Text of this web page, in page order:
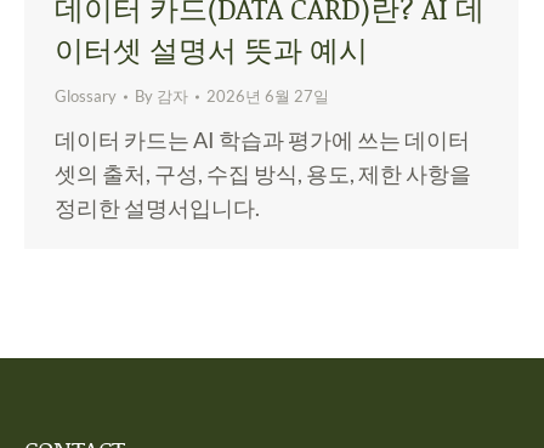
이터셋 설명서 뜻과 예시
Glossary By 감자 2026년 6월 27일
데이터 카드는 AI 학습과 평가에 쓰는 데이터
셋의 출처, 구성, 수집 방식, 용도, 제한 사항을
정리한 설명서입니다.